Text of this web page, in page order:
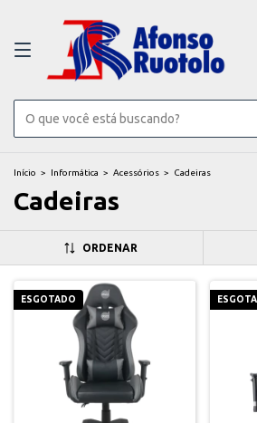
Início > Informática > Acessórios > Cadeiras
Cadeiras
ORDENAR
ESGOTADO